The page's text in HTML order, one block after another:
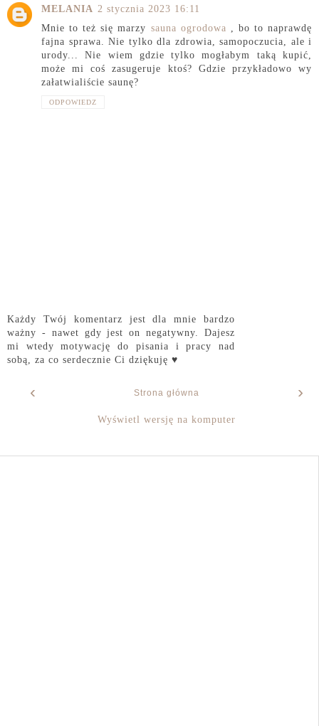
MELANIA 2 stycznia 2023 16:11
Mnie to też się marzy sauna ogrodowa , bo to naprawdę
fajna sprawa. Nie tylko dla zdrowia, samopoczucia, ale i
urody... Nie wiem gdzie tylko mogłabym taką kupić,
może mi coś zasugeruje ktoś? Gdzie przykładowo wy
załatwialiście saunę?
ODPOWIEDZ
Każdy Twój komentarz jest dla mnie bardzo
ważny - nawet gdy jest on negatywny. Dajesz
mi wtedy motywację do pisania i pracy nad
sobą, za co serdecznie Ci dziękuję ♥
‹ ›
Strona główna
Wyświetl wersję na komputer